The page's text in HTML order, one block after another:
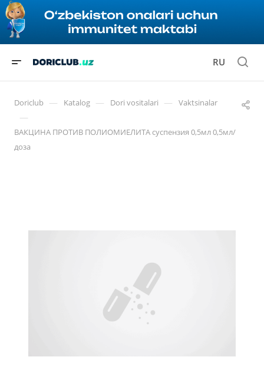
RU
Doriclub — Katalog — Dori vositalari — Vaktsinalar
—
ВАКЦИНА ПРОТИВ ПОЛИОМИЕЛИТА суспензия 0,5мл 0,5мл/
доза